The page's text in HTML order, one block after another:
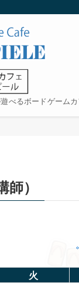
べるボードゲーム
）
火